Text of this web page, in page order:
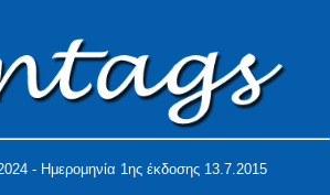
- Ημερομηνία 1ης έκδοσης 13.7.2015